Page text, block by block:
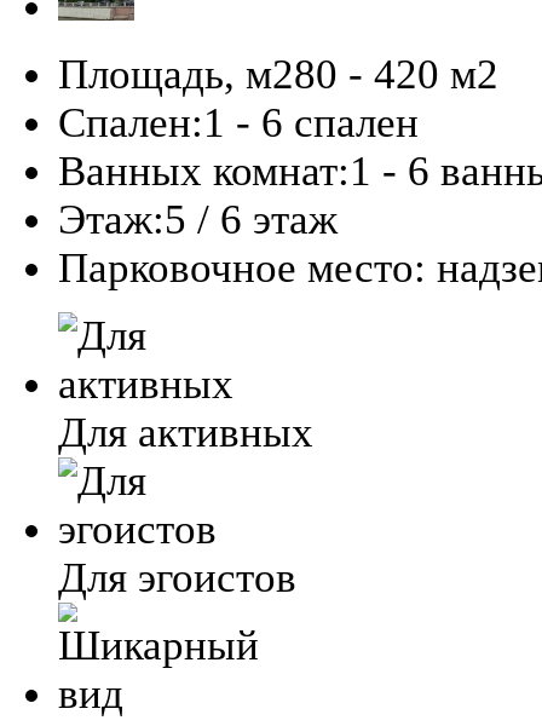
Площадь, м280 - 420 м2
Спален:1 - 6 спален
Ванных комнат:1 - 6
Этаж:5 / 6 этаж
Парковочное место:
Для активных
Для эгоистов